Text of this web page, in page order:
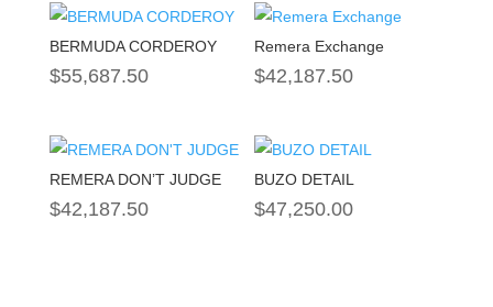
BERMUDA CORDEROY
$55,687.50
Remera Exchange
$42,187.50
REMERA DON’T JUDGE
$42,187.50
BUZO DETAIL
$47,250.00